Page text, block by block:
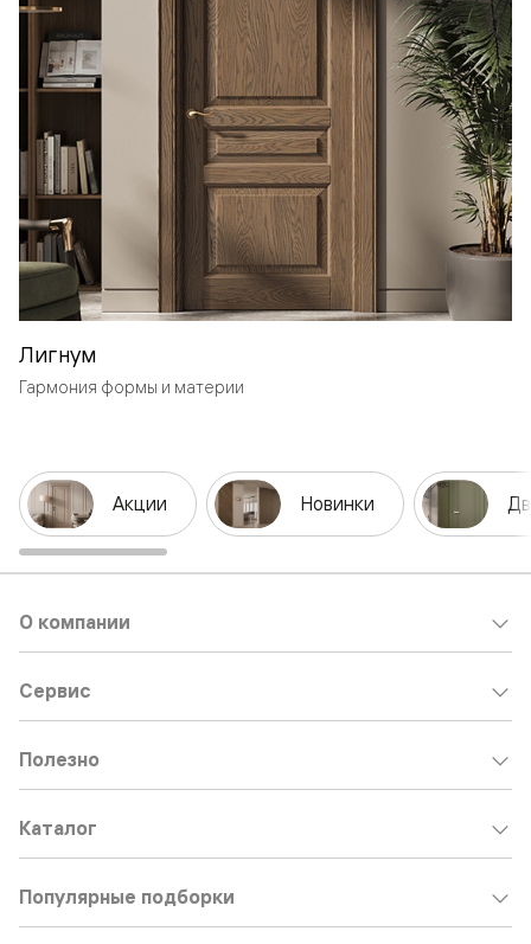
Лигнум
Гармония формы и материи
Акции Новинки
О компании
Сервис
Полезно
Каталог
Популярные подборки